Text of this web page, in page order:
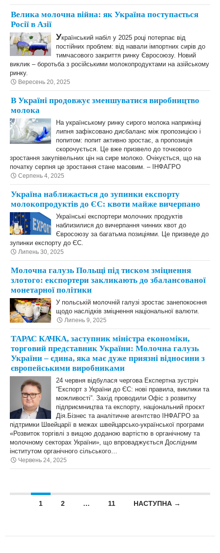
Велика молочна війна: як Україна поступається
Росії в Азії
Український набіл у 2025 році потерпає від
постійних проблем: від навали імпортних сирів до
тимчасового закриття ринку Євросоюзу. Новий
виклик – боротьба з російськими молокопродуктами на азійському
ринку.
Вересень 20, 2025
В Україні продовжує зменшуватися виробництво
молока
На українському ринку сирого молока наприкінці
липня зафіксовано дисбаланс між пропозицією і
попитом: попит активно зростає, а пропозиція
скорочується. Це вже призвело до точкового
зростання закупівельних цін на сире молоко. Очікується, що на
початку серпня це зростання стане масовим. – ІНФАГРО
Серпень 4, 2025
Україна наближається до зупинки експорту
молокопродуктів до ЄС: квоти майже вичерпано
Українські експортери молочних продуктів
наблизилися до вичерпання чинних квот до
Євросоюзу за багатьма позиціями. Це призведе до
зупинки експорту до ЄС.
Липень 30, 2025
Молочна галузь Польщі під тиском зміцнення
злотого: експортери закликають до збалансованої
монетарної політики
У польській молочній галузі зростає занепокоєння
щодо наслідків зміцнення національної валюти.
Липень 9, 2025
ТАРАС КАЧКА, заступник міністра економіки,
торговий представник України: Молочна галузь
України – єдина, яка має дуже приязні відносини з
європейськими виробниками
24 червня відбулася чергова Експертна зустріч
“Експорт з України до ЄС: нові правила, виклики та
можливості”. Захід проводили Офіс з розвитку
підприємництва та експорту, національний проєкт
Дія.Бізнес та аналітичне агентство ІНФАГРО за
підтримки Швейцарії в межах швейцарсько-української програми
«Розвиток торгівлі з вищою доданою вартістю в органічному та
молочному секторах України», що впроваджується Дослідним
інститутом органічного сільського…
Червень 24, 2025
Posts navigation
1 2 … 11 НАСТУПНА →